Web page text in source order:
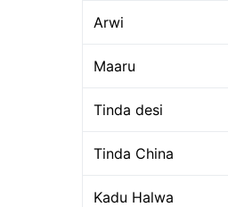
Arwi
Maaru
Tinda desi
Tinda China
Kadu Halwa